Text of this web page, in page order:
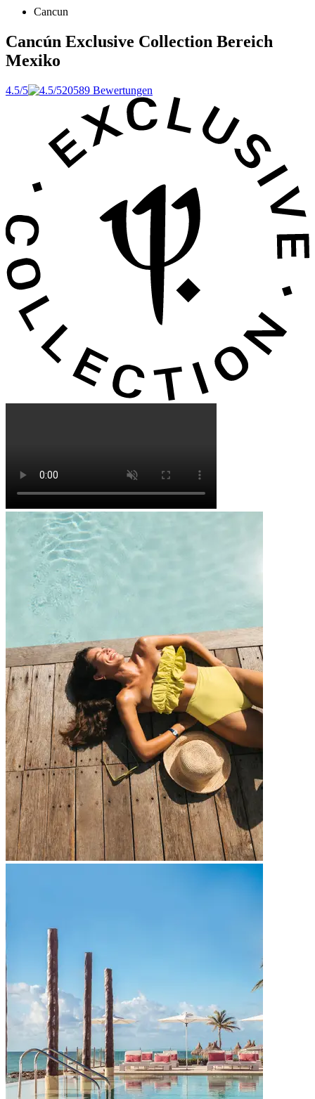
Cancun
Cancún Exclusive Collection Bereich
Mexiko
4.5/5 20589 Bewertungen